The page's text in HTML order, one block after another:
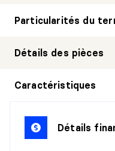
Particularités du
Détails des pièces
SALLE À MANGER
Dimensions :
10'5" X
Revêtement :
Caractéristiques
Détails